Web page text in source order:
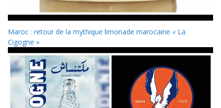
Maroc : retour de la mythique limonade marocaine « La
Cigogne »